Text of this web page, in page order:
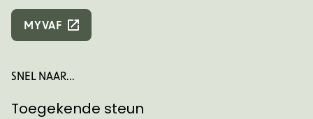
MYVAF
SNEL NAAR...
Toegekende steun